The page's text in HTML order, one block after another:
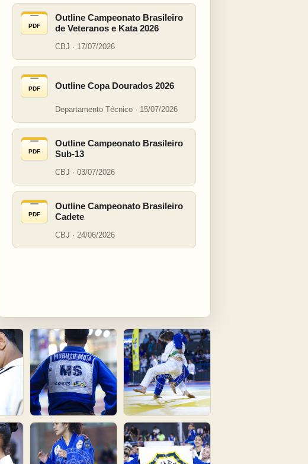
PDF
Outline Campeonato Brasileiro
de Veteranos e Kata 2026
CBJ · 17/07/2026
PDF Outline Copa Dourados 2026
Departamento Técnico · 15/07/2026
PDF
Outline Campeonato Brasileiro
Sub-13
CBJ · 03/07/2026
PDF
Outline Campeonato Brasileiro
Cadete
CBJ · 24/06/2026